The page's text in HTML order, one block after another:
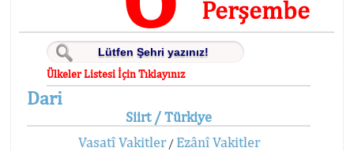
Perşembe
Ülkeler Listesi İçin Tıklayınız
Dari
Siirt / Türkiye
Vasatî Vakitler/ Ezânî Vakitler